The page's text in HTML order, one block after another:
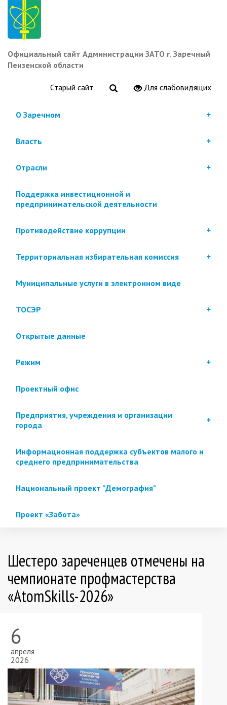
Перейти
основному
содержанию
Официальный сайт Администрации ЗАТО г. Заречный
Пензенской области
Старый сайт Для слабовидящих
О Заречном
Власть
Отрасли
Поддержка инвестиционной и
предпринимательской деятельности
Противодействие коррупции
Территориальная избирательная комиссия
Муниципальные услуги в электронном виде
ТОСЭР
Открытые данные
Режим
Проектный офис
Предприятия, учреждения и организации
города
Информационная поддержка субъектов малого и
среднего предпринимательства
Национальный проект "Демография"
Проект «Забота»
Шестеро зареченцев отмечены на
чемпионате профмастерства
«AtomSkills-2026»
6
апреля
2026